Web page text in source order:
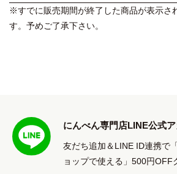
※すでに販売期間が終了した商品が表示さ
す。予めご了承下さい。
にんべん専門店LINE公式ア
友だち追加＆LINE ID連携で
ョップで使える」500円OFF